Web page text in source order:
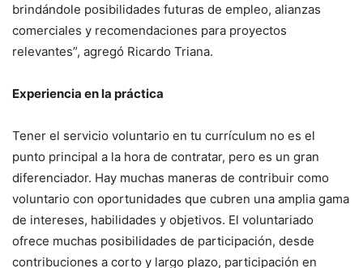
brindándole posibilidades futuras de empleo, alianzas
comerciales y recomendaciones para proyectos
relevantes”, agregó Ricardo Triana.
Experiencia en la práctica
Tener el servicio voluntario en tu currículum no es el
punto principal a la hora de contratar, pero es un gran
diferenciador. Hay muchas maneras de contribuir como
voluntario con oportunidades que cubren una amplia gama
de intereses, habilidades y objetivos. El voluntariado
ofrece muchas posibilidades de participación, desde
contribuciones a corto y largo plazo, participación en